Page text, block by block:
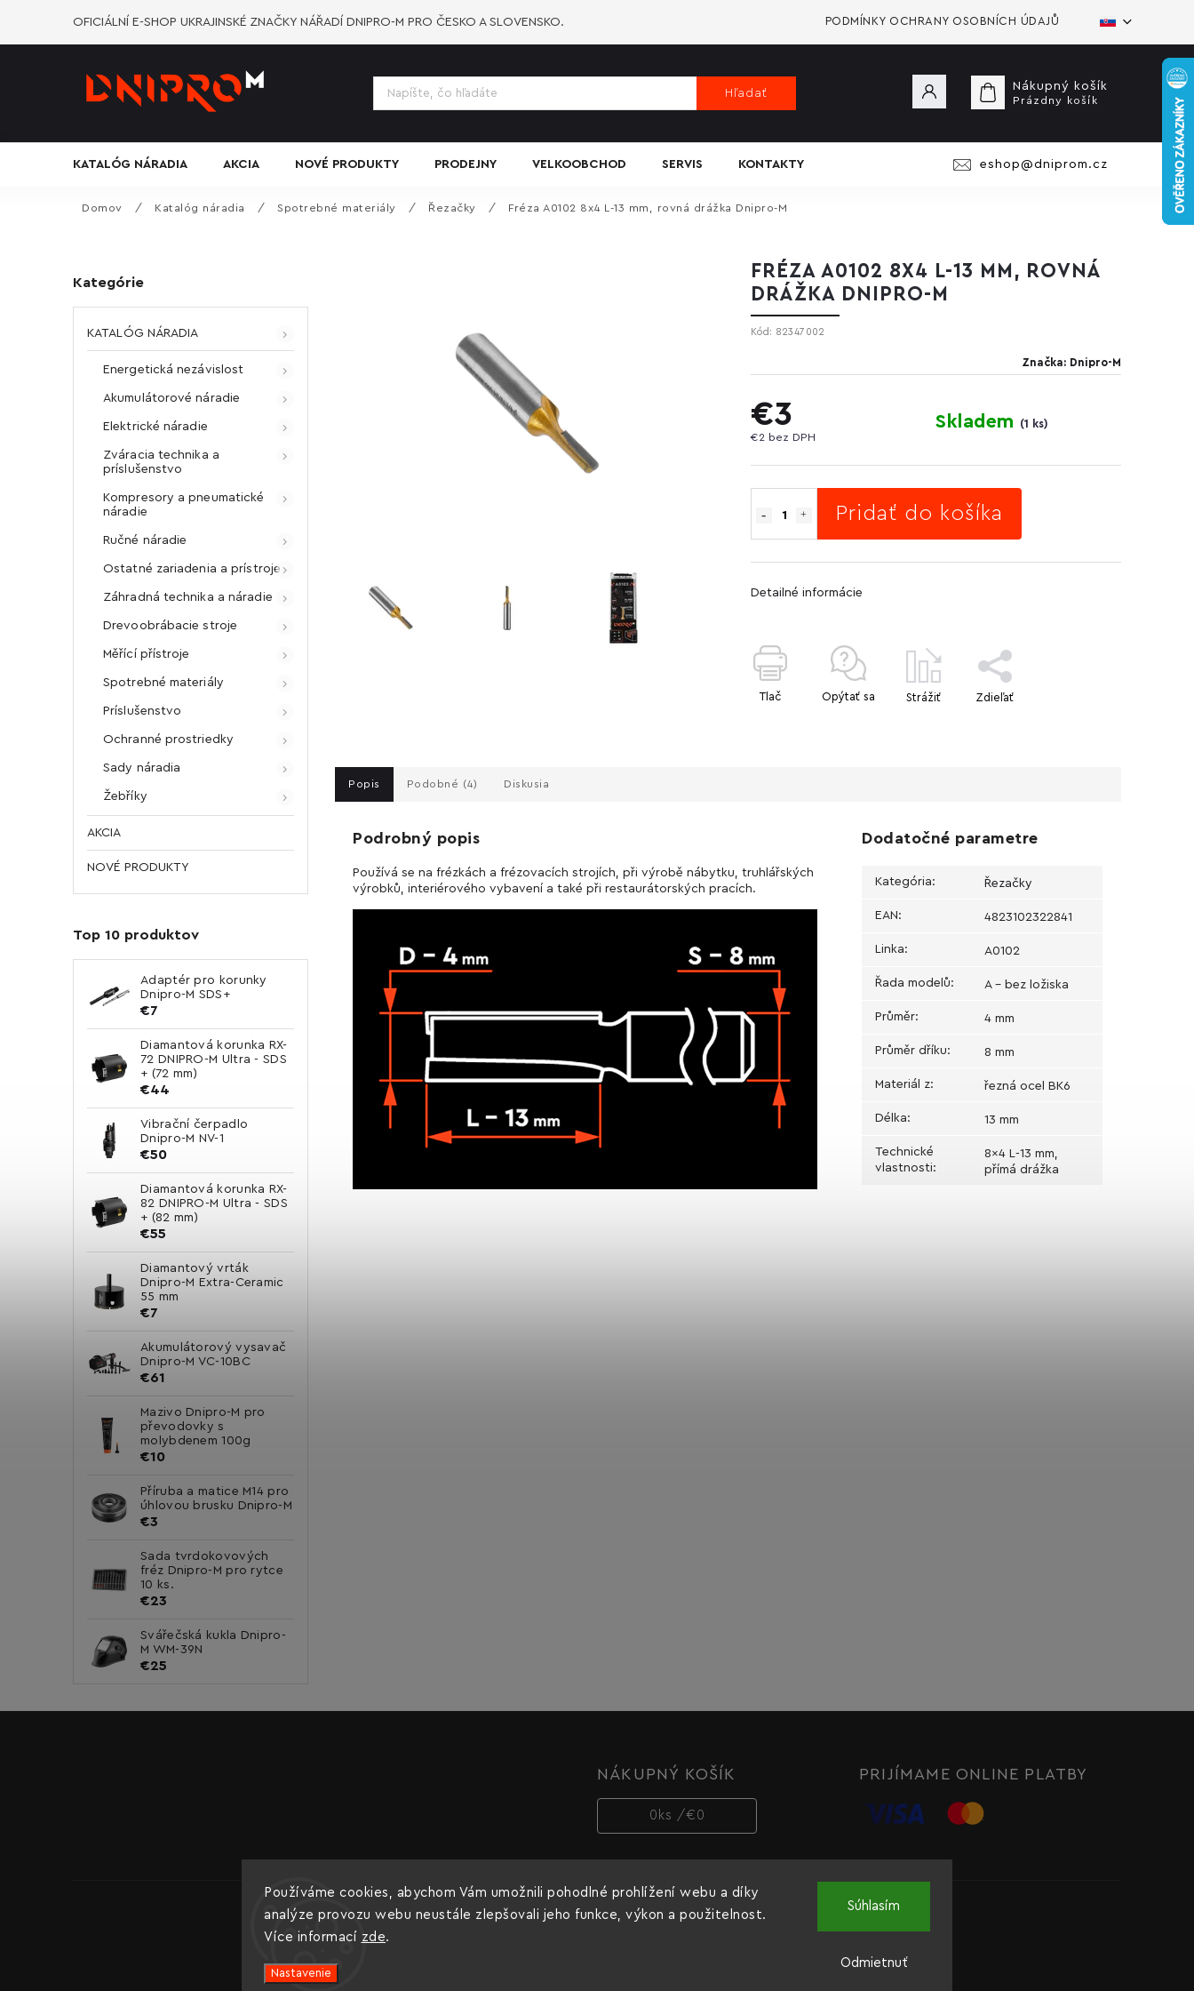
Používáme cookies, abychom Vám umožnili pohodlné prohlížení webu a díky
analýze provozu webu neustále zlepšovali jeho funkce, výkon a použitelnost.
Více informací zde.
Nastavenie
Odmietnuť
Súhlasím
OFICIÁLNÍ E-SHOP UKRAJINSKÉ ZNAČKY NÁŘADÍ DNIPRO-M PRO ČESKO A SLOVENSKO. PODMÍNKY OCHRANY OSOBNÍCH ÚDAJŮ
Hľadať
Nákupný košík
Prázdny košík
KATALÓG NÁRADIA AKCIA NOVÉ PRODUKTY PRODEJNY VELKOOBCHOD SERVIS KONTAKTY eshop@dniprom.cz
Domov / Katalóg náradia / Spotrebné materiály / Řezačky / Fréza A0102 8x4 L-13 mm, rovná drážka Dnipro-M
Kategórie
KATALÓG NÁRADIA
Energetická nezávislost
Akumulátorové náradie
Elektrické náradie
Zváracia technika a
príslušenstvo
Kompresory a pneumatické
náradie
Ručné náradie
Ostatné zariadenia a prístroje
Záhradná technika a náradie
Drevoobrábacie stroje
Měřící přístroje
Spotrebné materiály
Príslušenstvo
Ochranné prostriedky
Sady náradia
Žebříky
AKCIA
NOVÉ PRODUKTY
Top 10 produktov
Adaptér pro korunky
Dnipro-M SDS+
€7
Diamantová korunka RX-
72 DNIPRO-M Ultra - SDS
+ (72 mm)
€44
Vibrační čerpadlo
Dnipro-M NV-1
€50
Diamantová korunka RX-
82 DNIPRO-M Ultra - SDS
+ (82 mm)
€55
Diamantový vrták
Dnipro-M Extra-Ceramic
55 mm
€7
Akumulátorový vysavač
Dnipro-M VC-10BC
€61
Mazivo Dnipro-M pro
převodovky s
molybdenem 100g
€10
Příruba a matice M14 pro
úhlovou brusku Dnipro-M
€3
Sada tvrdokovových
fréz Dnipro-M pro rytce
10 ks.
€23
Svářečská kukla Dnipro-
M WM-39N
€25
FRÉZA A0102 8X4 L-13 MM, ROVNÁ
DRÁŽKA DNIPRO-M
Kód: 82347002
Značka: Dnipro-M
€3
€2 bez DPH
Skladem (1 ks)
Pridať do košíka
Detailné informácie
Tlač Opýtať sa Strážiť Zdieľať
Popis Podobné (4) Diskusia
Podrobný popis
Používá se na frézkách a frézovacích strojích, při výrobě nábytku, truhlářských
výrobků, interiérového vybavení a také při restaurátorských pracích.
Dodatočné parametre
Kategória: Řezačky
EAN: 4823102322841
Linka: A0102
Řada modelů: A - bez ložiska
Průměr: 4 mm
Průměr dříku: 8 mm
Materiál z: řezná ocel BK6
Délka: 13 mm
Technické
vlastnosti:
8x4 L-13 mm,
přímá drážka
NÁKUPNÝ KOŠÍK
0 ks /€0
PRIJÍMAME ONLINE PLATBY
Copyright 2026Dnipro-M cz. Všetky práva vyhradené.